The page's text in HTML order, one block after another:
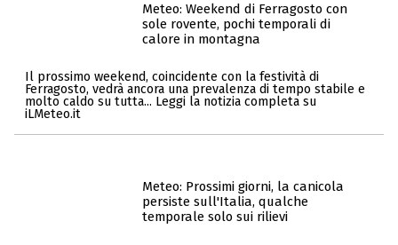
Meteo: Weekend di Ferragosto con
sole rovente, pochi temporali di
calore in montagna
Il prossimo weekend, coincidente con la festività di
Ferragosto, vedrà ancora una prevalenza di tempo stabile e
molto caldo su tutta... Leggi la notizia completa su
iLMeteo.it
Meteo: Prossimi giorni, la canicola
persiste sull'Italia, qualche
temporale solo sui rilievi